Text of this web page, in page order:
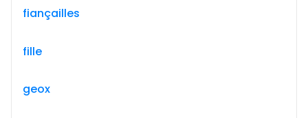
fiançailles
fille
geox